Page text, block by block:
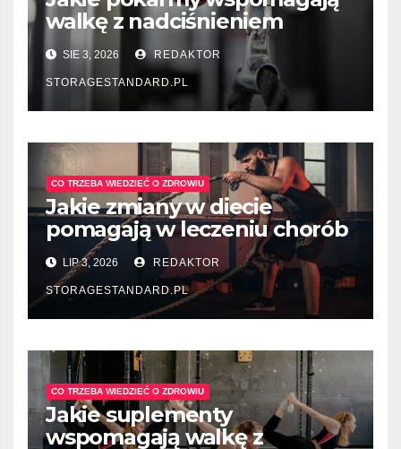
walkę z nadciśnieniem
tętniczym?
SIE 3, 2026 REDAKTOR
STORAGESTANDARD.PL
CO TRZEBA WIEDZIEĆ O ZDROWIU
Jakie zmiany w diecie
pomagają w leczeniu chorób
układu pokarmowego?
LIP 3, 2026 REDAKTOR
STORAGESTANDARD.PL
CO TRZEBA WIEDZIEĆ O ZDROWIU
Jakie suplementy
wspomagają walkę z